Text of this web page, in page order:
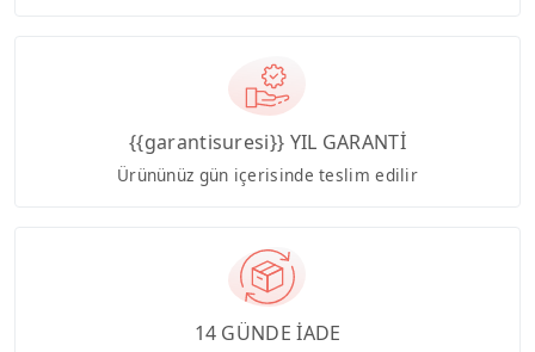
{{garantisuresi}} YIL GARANTİ
Ürününüz gün içerisinde teslim edilir
14 GÜNDE İADE